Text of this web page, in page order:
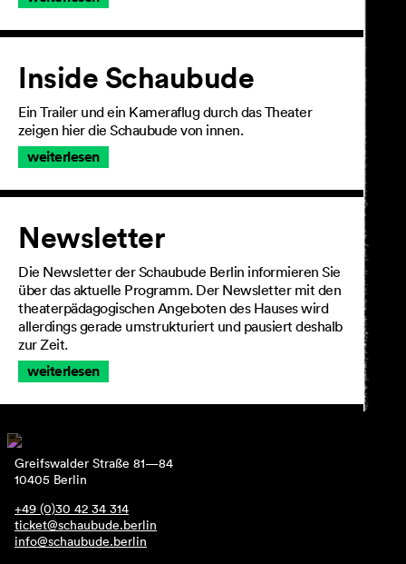
Inside Schaubude
Ein Trailer und ein Kameraflug durch das Theater
zeigen hier die Schaubude von innen.
weiterlesen
Newsletter
Die Newsletter der Schaubude Berlin informieren Sie
über das aktuelle Programm. Der Newsletter mit den
theaterpädagogischen Angeboten des Hauses wird
allerdings gerade umstrukturiert und pausiert deshalb
zur Zeit.
weiterlesen
Greifswalder Straße 81—84
10405 Berlin
+49 (0)30 42 34 314
ticket@schaubude.berlin
info@schaubude.berlin